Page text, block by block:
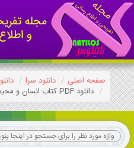
صفحه اصلی دانلود سرا
دانلود PDF کتاب انسان و محیط زیست یازدهم کار دانش